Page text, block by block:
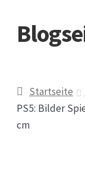
Zur
Navigation
Zum
Startseite
PS5: Bilder
cm